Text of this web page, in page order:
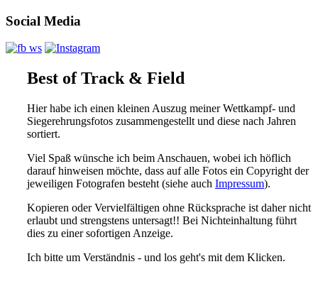
Social Media
Best of Track & Field
Hier habe ich einen kleinen Auszug meiner Wettkampf- und
Siegerehrungsfotos zusammengestellt und diese nach Jahren
sortiert.
Viel Spaß wünsche ich beim Anschauen, wobei ich höflich
darauf hinweisen möchte, dass auf alle Fotos ein Copyright der
jeweiligen Fotografen besteht (siehe auch Impressum).
Kopieren oder Vervielfältigen ohne Rücksprache ist daher nicht
erlaubt und strengstens untersagt!! Bei Nichteinhaltung führt
dies zu einer sofortigen Anzeige.
Ich bitte um Verständnis - und los geht's mit dem Klicken.